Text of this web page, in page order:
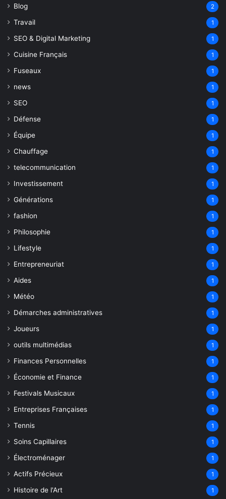
Blog 2
Travail 1
SEO & Digital Marketing 1
Cuisine Français 1
Fuseaux 1
news 1
SEO 1
Défense 1
Équipe 1
Chauffage 1
telecommunication 1
Investissement 1
Générations 1
fashion 1
Philosophie 1
Lifestyle 1
Entrepreneuriat 1
Aides 1
Météo 1
Démarches administratives 1
Joueurs 1
outils multimédias 1
Finances Personnelles 1
Économie et Finance 1
Festivals Musicaux 1
Entreprises Françaises 1
Tennis 1
Soins Capillaires 1
Électroménager 1
Actifs Précieux 1
Histoire de l'Art 1